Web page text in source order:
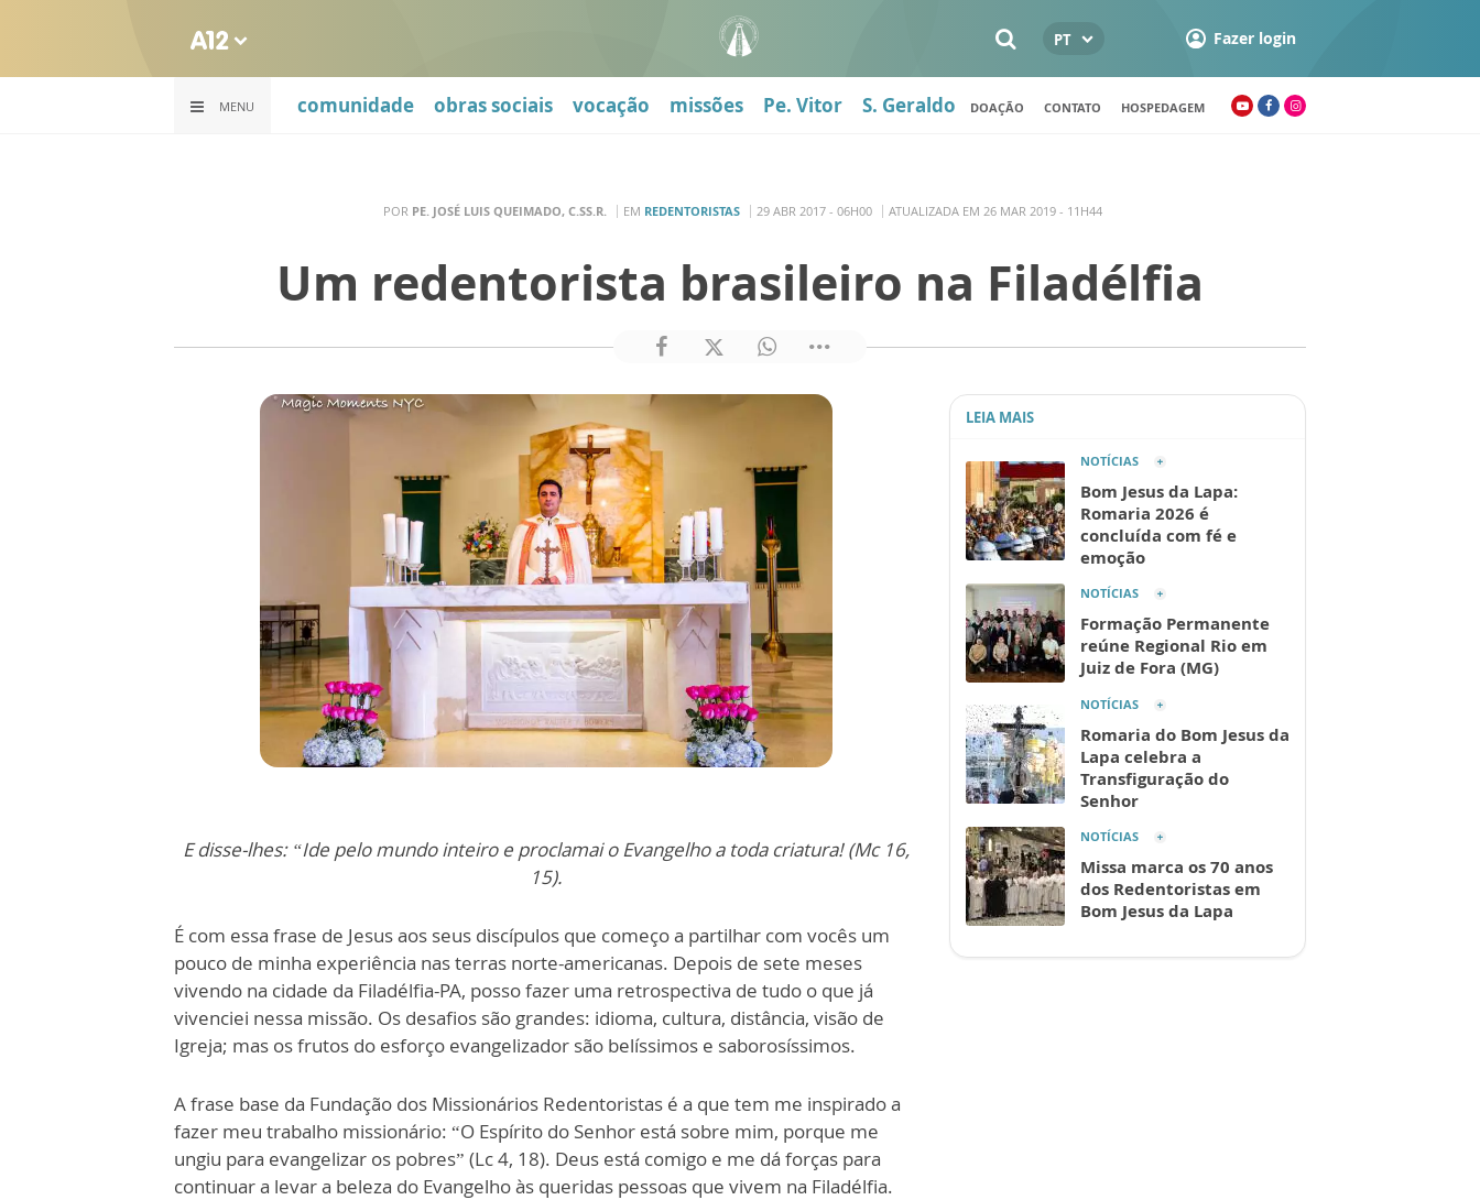
PT Fazer login
MENU comunidade obras sociais vocação missões Pe. Vitor S. Geraldo DOAÇÃO CONTATO HOSPEDAGEM
POR PE. JOSÉ LUIS QUEIMADO, C.SS.R. EM REDENTORISTAS 29 ABR 2017 - 06H00 ATUALIZADA EM 26 MAR 2019 - 11H44
Um redentorista brasileiro na Filadélfia
E disse-lhes: “Ide pelo mundo inteiro e proclamai o Evangelho a toda criatura! (Mc 16,
15).
É com essa frase de Jesus aos seus discípulos que começo a partilhar com vocês um
pouco de minha experiência nas terras norte-americanas. Depois de sete meses
vivendo na cidade da Filadélfia-PA, posso fazer uma retrospectiva de tudo o que já
vivenciei nessa missão. Os desafios são grandes: idioma, cultura, distância, visão de
Igreja; mas os frutos do esforço evangelizador são belíssimos e saborosíssimos.
A frase base da Fundação dos Missionários Redentoristas é a que tem me inspirado a
fazer meu trabalho missionário: “O Espírito do Senhor está sobre mim, porque me
ungiu para evangelizar os pobres” (Lc 4, 18). Deus está comigo e me dá forças para
continuar a levar a beleza do Evangelho às queridas pessoas que vivem na Filadélfia.
LEIA MAIS
NOTÍCIAS
Bom Jesus da Lapa:
Romaria 2026 é
concluída com fé e
emoção
NOTÍCIAS
Formação Permanente
reúne Regional Rio em
Juiz de Fora (MG)
NOTÍCIAS
Romaria do Bom Jesus da
Lapa celebra a
Transfiguração do
Senhor
NOTÍCIAS
Missa marca os 70 anos
dos Redentoristas em
Bom Jesus da Lapa